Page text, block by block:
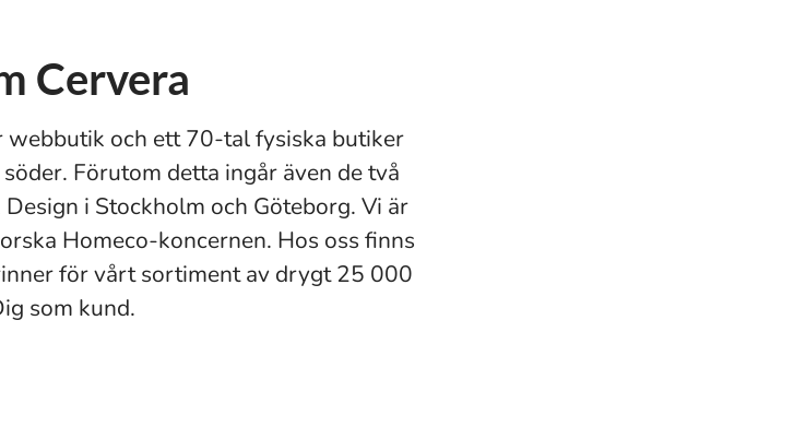
Cervera
webbutik och ett 70-tal fysiska butiker
Förutom detta ingår även de två
i Stockholm och Göteborg. Vi är
Homeco-koncernen. Hos oss finns
för vårt sortiment av drygt 25 000
som kund.